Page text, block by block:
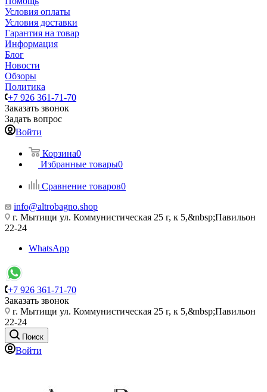
Условия оплаты
Условия доставки
Гарантия на товар
Информация
Блог
Новости
Обзоры
Политика
+7 926 361-71-70
Заказать звонок
Задать вопрос
Войти
Корзина0
Избранные товары0
Сравнение товаров0
info@altrobagno.shop
г. Мытищи ул. Коммунистическая 25 г, к 5,&nbsp;Павильон
22-24
WhatsApp
+7 926 361-71-70
Заказать звонок
г. Мытищи ул. Коммунистическая 25 г, к 5,&nbsp;Павильон
22-24
Поиск
Войти